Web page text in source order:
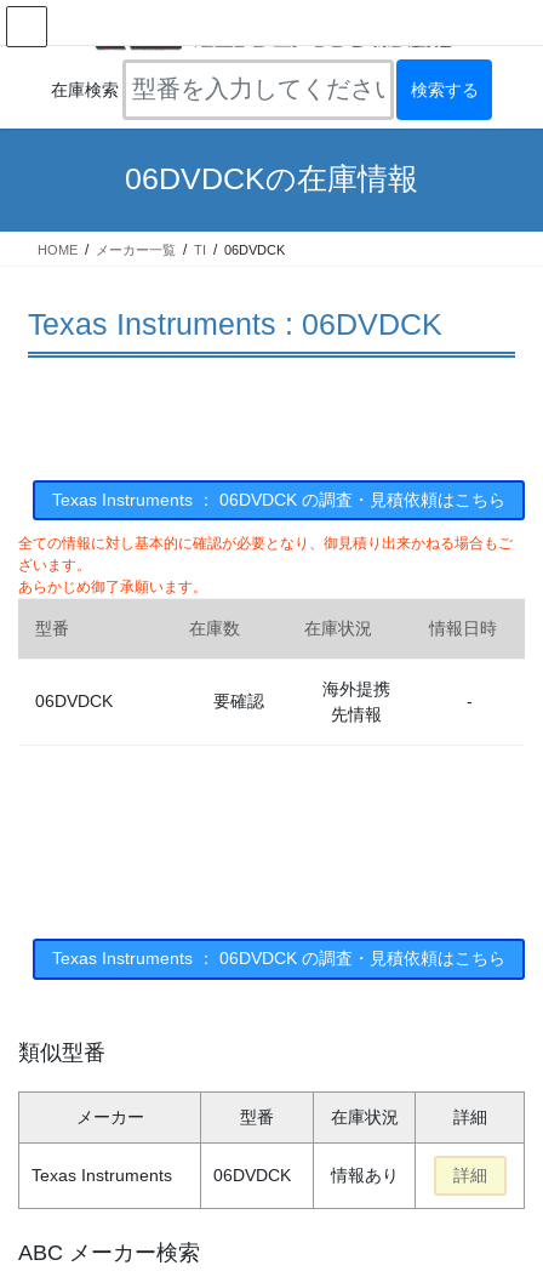
コ
ナ
在庫検索
06DVDCKの在庫情報
HOME メーカー一覧 TI 06DVDCK
Texas Instruments : 06DVDCK
Texas Instruments ： 06DVDCK の調査・見積依頼はこちら
全ての情報に対し基本的に確認が必要となり、御見積り出来かねる場合もご
ざいます。
あらかじめ御了承願います。
型番 在庫数 在庫状況 情報日時
06DVDCK 要確認
海外提携
先情報
-
Texas Instruments ： 06DVDCK の調査・見積依頼はこちら
類似型番
メーカー 型番 在庫状況 詳細
Texas Instruments 06DVDCK 情報あり 詳細
ABC メーカー検索